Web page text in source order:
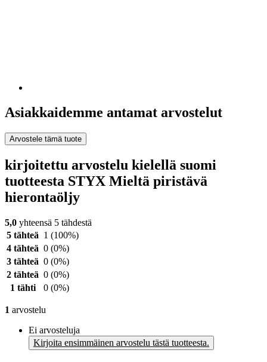
Asiakkaidemme antamat arvostelut
Arvostele tämä tuote
kirjoitettu arvostelu kielellä suomi
tuotteesta STYX Mieltä piristävä
hierontaöljy
5,0 yhteensä 5 tähdestä
5 tähteä 1 (100%)
4 tähteä 0 (0%)
3 tähteä 0 (0%)
2 tähteä 0 (0%)
1 tähti
0 (0%)
1 arvostelu
Ei arvosteluja
Kirjoita ensimmäinen arvostelu tästä tuotteesta.